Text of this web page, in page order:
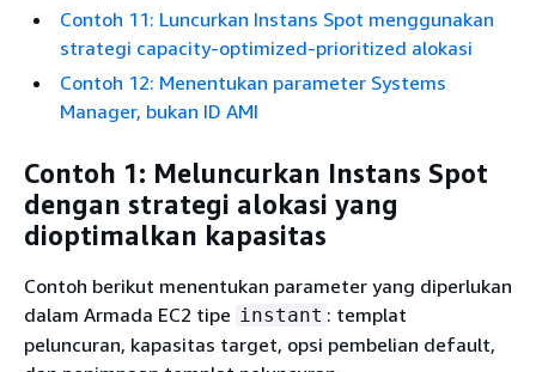
Contoh 11: Luncurkan Instans Spot menggunakan
strategi capacity-optimized-prioritized alokasi
Contoh 12: Menentukan parameter Systems
Manager, bukan ID AMI
Contoh 1: Meluncurkan Instans Spot
dengan strategi alokasi yang
dioptimalkan kapasitas
Contoh berikut menentukan parameter yang diperlukan
dalam Armada EC2 tipe instant : templat
peluncuran, kapasitas target, opsi pembelian default,